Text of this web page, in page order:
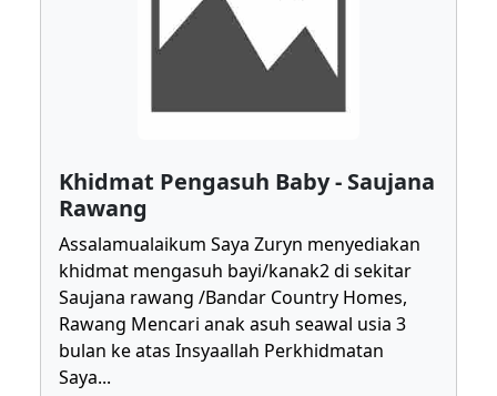
Khidmat Pengasuh Baby - Saujana
Rawang
Assalamualaikum Saya Zuryn menyediakan
khidmat mengasuh bayi/kanak2 di sekitar
Saujana rawang /Bandar Country Homes,
Rawang Mencari anak asuh seawal usia 3
bulan ke atas Insyaallah Perkhidmatan
Saya...